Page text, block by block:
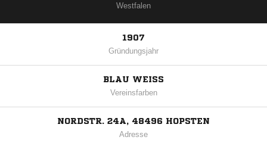
Westfalen
1907
Gründungsjahr
BLAU WEISS
Vereinsfarben
NORDSTR. 24A, 48496 HOPSTEN
Adresse